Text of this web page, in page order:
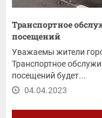
Транспортное
посещений
Уважаемы жители
Транспортное
посещений будет...
04.04.2023